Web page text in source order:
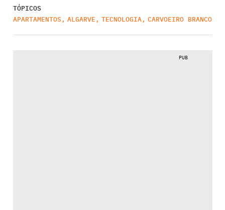
TÓPICOS
APARTAMENTOS , ALGARVE , TECNOLOGIA, CARVOEIRO BRANCO
PUB